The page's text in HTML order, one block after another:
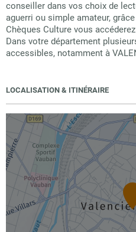
conseiller dans vos choix de
aguerri ou simple amateur,
Chèques Culture vous
Dans votre département
accessibles, notamment à
LOCALISATION & ITINÉRAIRE